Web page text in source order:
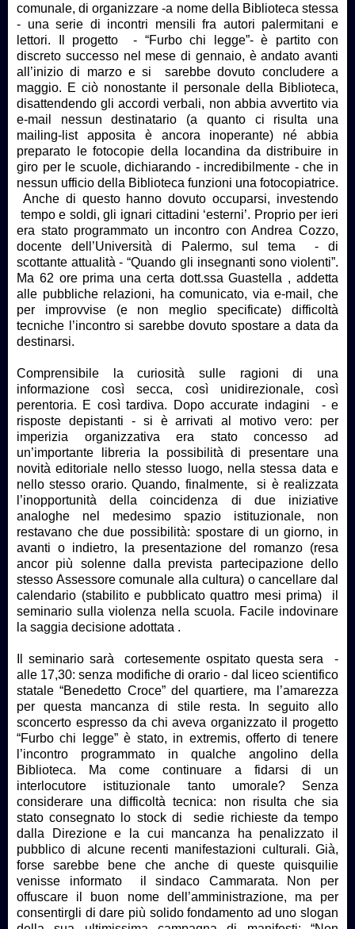
comunale, di organizzare -a nome della Biblioteca stessa
- una serie di incontri mensili fra autori palermitani e
lettori. Il progetto - “Furbo chi legge”- è partito con
discreto successo nel mese di gennaio, è andato avanti
all’inizio di marzo e si sarebbe dovuto concludere a
maggio. E ciò nonostante il personale della Biblioteca,
disattendendo gli accordi verbali, non abbia avvertito via
e-mail nessun destinatario (a quanto ci risulta una
mailing-list apposita è ancora inoperante) né abbia
preparato le fotocopie della locandina da distribuire in
giro per le scuole, dichiarando - incredibilmente - che in
nessun ufficio della Biblioteca funzioni una fotocopiatrice.
Anche di questo hanno dovuto occuparsi, investendo
tempo e soldi, gli ignari cittadini ‘esterni’. Proprio per ieri
era stato programmato un incontro con Andrea Cozzo,
docente dell’Università di Palermo, sul tema - di
scottante attualità - “Quando gli insegnanti sono violenti”.
Ma 62 ore prima una certa dott.ssa Guastella , addetta
alle pubbliche relazioni, ha comunicato, via e-mail, che
per improvvise (e non meglio specificate) difficoltà
tecniche l’incontro si sarebbe dovuto spostare a data da
destinarsi.
Comprensibile la curiosità sulle ragioni di una
informazione così secca, così unidirezionale, così
perentoria. E così tardiva. Dopo accurate indagini - e
risposte depistanti - si è arrivati al motivo vero: per
imperizia organizzativa era stato concesso ad
un’importante libreria la possibilità di presentare una
novità editoriale nello stesso luogo, nella stessa data e
nello stesso orario. Quando, finalmente, si è realizzata
l’inopportunità della coincidenza di due iniziative
analoghe nel medesimo spazio istituzionale, non
restavano che due possibilità: spostare di un giorno, in
avanti o indietro, la presentazione del romanzo (resa
ancor più solenne dalla prevista partecipazione dello
stesso Assessore comunale alla cultura) o cancellare dal
calendario (stabilito e pubblicato quattro mesi prima) il
seminario sulla violenza nella scuola. Facile indovinare
la saggia decisione adottata .
Il seminario sarà cortesemente ospitato questa sera -
alle 17,30: senza modifiche di orario - dal liceo scientifico
statale “Benedetto Croce” del quartiere, ma l’amarezza
per questa mancanza di stile resta. In seguito allo
sconcerto espresso da chi aveva organizzato il progetto
“Furbo chi legge” è stato, in extremis, offerto di tenere
l’incontro programmato in qualche angolino della
Biblioteca. Ma come continuare a fidarsi di un
interlocutore istituzionale tanto umorale? Senza
considerare una difficoltà tecnica: non risulta che sia
stato consegnato lo stock di sedie richieste da tempo
dalla Direzione e la cui mancanza ha penalizzato il
pubblico di alcune recenti manifestazioni culturali. Già,
forse sarebbe bene che anche di queste quisquilie
venisse informato il sindaco Cammarata. Non per
offuscare il buon nome dell’amministrazione, ma per
consentirgli di dare più solido fondamento ad uno slogan